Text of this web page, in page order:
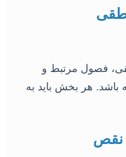
فصول مرتبط و
باشد. هر بخش باید به
نقص